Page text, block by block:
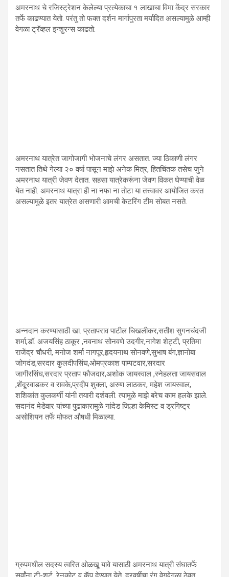
अमरनाथ चे रजिस्ट्रेशन केलेल्या प्रत्येकाचा १ लाखाचा विमा केंद्र सरकार
तर्फे काढण्यात येतो. परंतु तो फक्त दर्शन मार्गापुरता मर्यादित असल्यामुळे आम्ही
वेगळा ट्रॅव्हल इन्शुरन्स काढतो.
अमरनाथ यात्रेत जागोजागी भोजनाचे लंगर असतात. ज्या ठिकाणी लंगर
नसतात तिथे गेल्या २० वर्षा पासून माझे अनेक मित्र, हितचिंतक तसेच जुने
अमरनाथ यात्री जेवण देतात. सहसा यात्रेकरूंना जेवण विकत घेण्याची वेळ
येत नाही. अमरनाथ यात्रा ही ना नफा ना तोटा या तत्त्वावर आयोजित करत
असल्यामुळे इतर यात्रेत असणारी आमची केटरिंग टीम सोबत नसते.
अन्नदान करण्यासाठी खा. प्रतापराव पाटील चिखलीकर,सतीश सुगनचंदजी
शर्मा,डॉ. अजयसिंह ठाकूर ,नवनाथ सोनवणे उदगीर,नागेश शेट्टी, प्रतिमा
राजेंद्र चौधरी, मनोज शर्मा नागपूर,हृदयनाथ सोनवणे,सुभाष बंग,ज्ञानोबा
जोगदंड,सरदार कुलदीपसिंघ,ओमप्रकाश पाम्पटवार,सरदार
जागीरसिंघ,सरदार प्रताप फौजदार,अशोक जायस्वाल ,स्नेहलता जायसवाल
,शेंदूरवाडकर व रावके,प्रदीप शुक्ला, अरुण लाठकर, महेश जायस्वाल,
शशिकांत कुलकर्णी यांनी तयारी दर्शवली. त्यामुळे माझे बरेच काम हलके झाले.
सदानंद मेडेवार यांच्या पुढाकारामुळे नांदेड जिल्हा केमिस्ट व ड्रगिष्ट्र
असोशियन तर्फे मोफत औषधी मिळाल्या.
ग्रुपमधील सदस्य त्वरित ओळखू यावे यासाठी अमरनाथ यात्री संघातर्फे